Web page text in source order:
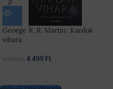
George R. R. Martin: Kardok
vihara
4 499 Ft